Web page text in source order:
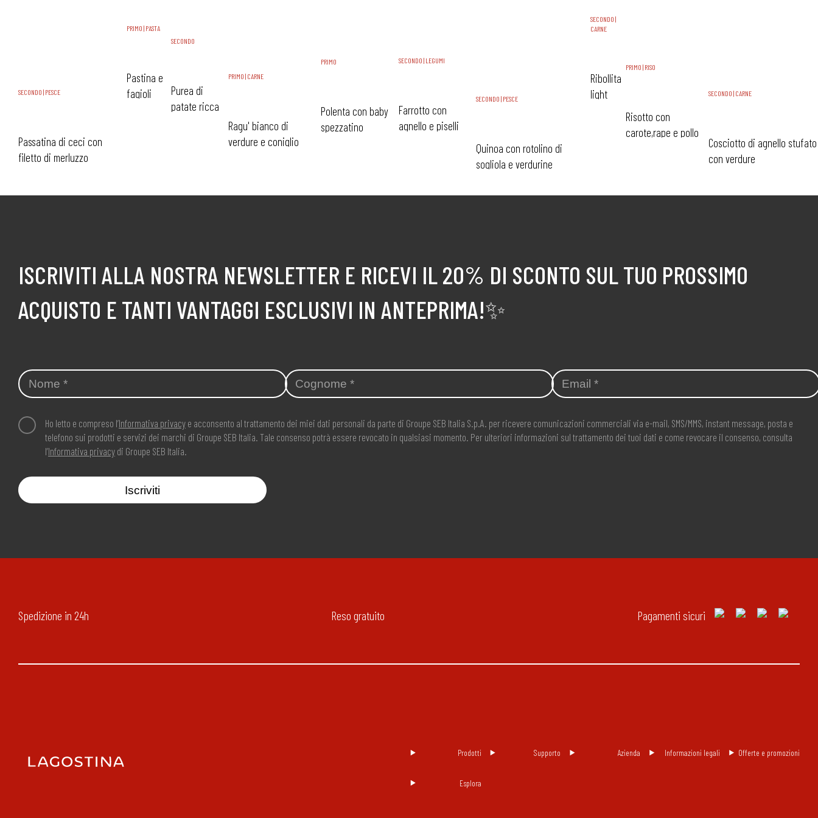
SECONDO | PESCE
Passatina di ceci con
filetto di merluzzo
PRIMO | PASTA
Pastina e
fagioli
SECONDO
Purea di
patate ricca
PRIMO | CARNE
Ragu' bianco di
verdure e coniglio
PRIMO
Polenta con baby
spezzatino
SECONDO | LEGUMI
Farrotto con
agnello e piselli
SECONDO | PESCE
Quinoa con rotolino di
sogliola e verdurine
SECONDO |
CARNE
Ribollita
light
PRIMO | RISO
Risotto con
carote,rape e pollo
SECONDO | CARNE
Cosciotto di agnello stufato
con verdure
ISCRIVITI ALLA NOSTRA NEWSLETTER E RICEVI IL 20% DI SCONTO SUL TUO PROSSIMO
ACQUISTO E TANTI VANTAGGI ESCLUSIVI IN ANTEPRIMA!✨
Ho letto e compreso l’Informativa privacy e acconsento al trattamento dei miei dati personali da parte di Groupe SEB Italia S.p.A. per ricevere comunicazioni commerciali via e-mail, SMS/MMS, instant message, posta e
telefono sui prodotti e servizi dei marchi di Groupe SEB Italia. Tale consenso potrà essere revocato in qualsiasi momento. Per ulteriori informazioni sul trattamento dei tuoi dati e come revocare il consenso, consulta
l’Informativa privacy di Groupe SEB Italia.
Iscriviti
Spedizione in 24h Reso gratuito Pagamenti sicuri
Prodotti Supporto Azienda Informazioni legali Offerte e promozioni
Esplora